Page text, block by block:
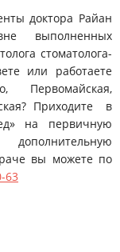
доктора Райан
выполненных
стоматолога-
или работаете
Первомайская,
Приходите в
на первичную
вы можете по
63